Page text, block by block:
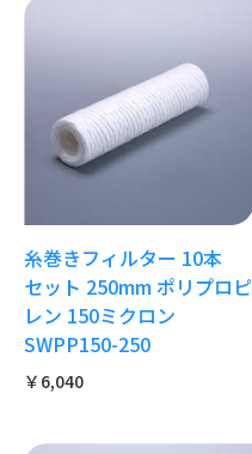
糸巻きフィルター 10本
セット 250mm ポリプロピ
レン 150ミクロン
SWPP150-250
￥6,040